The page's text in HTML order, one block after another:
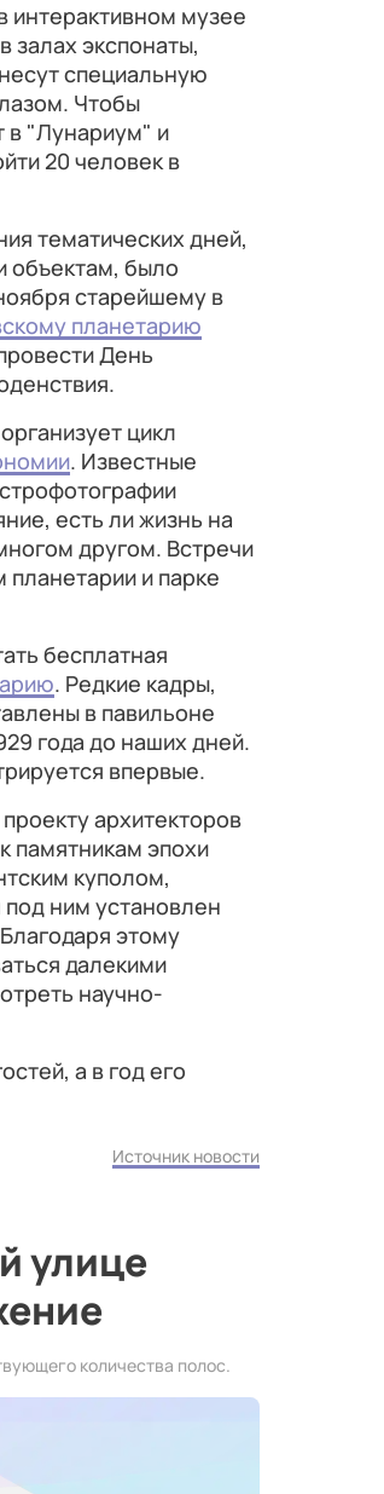
интерактивном музее
залах экспонаты,
специальную
Чтобы
в "Лунариум" и
20 человек в
тематических дней,
объектам, было
старейшему в
планетарию
День
цикл
. Известные
есть ли жизнь на
другом. Встречи
и парке
бесплатная
. Редкие кадры,
в павильоне
года до наших дней.
впервые.
архитекторов
памятникам эпохи
куполом,
ним установлен
этому
далекими
научно-
а в год его
Источник новости
улице
количества полос.